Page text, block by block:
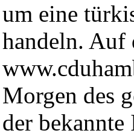
um eine
handeln. Auf
Morgen des
der